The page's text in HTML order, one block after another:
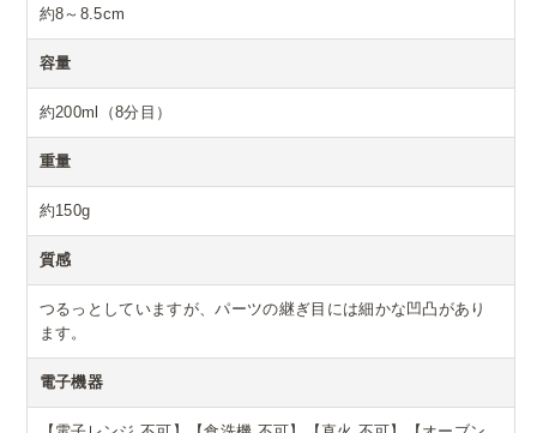
約8～8.5cm
容量
約200ml（8分目）
重量
約150g
質感
つるっとしていますが、パーツの継ぎ目には細かな凹凸があり
ます。
電子機器